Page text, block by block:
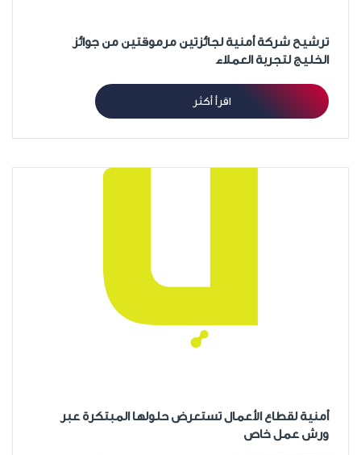
ترشيح شركة أمنية لجائزتين مرموقتين من جوائز
الخليج لتجربة العملاء
اقرأ أكثر
أمنية لقطاع الأعمال تستعرض حلولها المبتكرة عبر
ورش عمل خاص